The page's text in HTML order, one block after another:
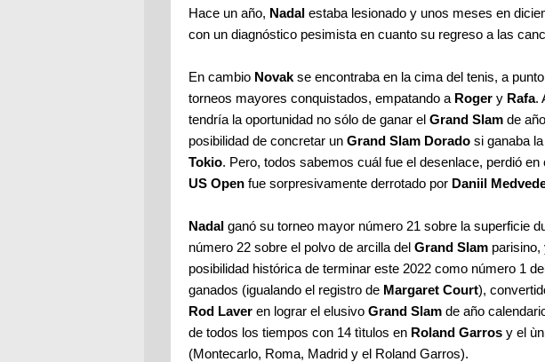
Hace un año, Nadal estaba lesionado y unos meses en
con un diagnóstico pesimista en cuanto su regreso a las
En cambio Novak se encontraba en la cima del tenis, a
torneos mayores conquistados, empatando a Roger y Rafa.
tendría la oportunidad no sólo de ganar el Grand Slam de
posibilidad de concretar un Grand Slam Dorado si ganaba
Tokio. Pero, todos sabemos cuál fue el desenlace, perdió
US Open fue sorpresivamente derrotado por Daniil
Nadal ganó su torneo mayor número 21 sobre la superficie
número 22 sobre el polvo de arcilla del Grand Slam parisino,
posibilidad histórica de terminar este 2022 como número 1
ganados (igualando el registro de Margaret Court),
Rod Laver en lograr el elusivo Grand Slam de año
de todos los tiempos con 14 tìtulos en Roland Garros y el
(Montecarlo, Roma, Madrid y el Roland Garros).